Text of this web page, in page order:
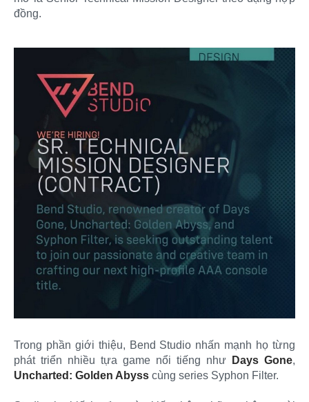
đồng.
Trong phần giới thiệu, Bend Studio nhấn mạnh họ từng
phát triển nhiều tựa game nổi tiếng như
Days Gone,
Uncharted: Golden Abyss cùng series Syphon Filter.